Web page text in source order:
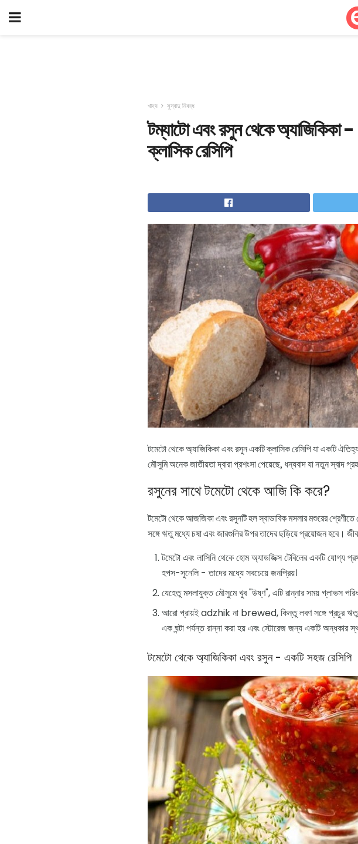
খাদ্য সুস্বাদু নিবন্ধ
টম্যাটো এবং রসুন থেকে অ্যাজিকিকা
ক্লাসিক রেসিপি
টমেটো থেকে অ্যাজিকিকা এবং রসুন একটি ক্লাসিক রেসিপি যা একটি
মৌসুমি অনেক জাতীয়তা দ্বারা প্রশংসা পেয়েছে, ধন্যবাদ যা নতুন স্বাদ
রসুনের সাথে টমেটো থেকে আজি কি করে?
টমেটো থেকে আজজিকা এবং রসুনটি হল স্বাভাবিক মসলার মশুরের
সঙ্গে ঋতু মধ্যে চষা এবং জারগুলির উপর তাদের ছড়িয়ে প্রয়োজন হবে।
টমেটো এবং লাসিনি থেকে হোম অ্যাডজিক্স টেবিলের একটি যোগ্য
হপস-সুনেলি - তাদের মধ্যে সবচেয়ে জনপ্রিয়।
যেহেতু মসলাযুক্ত মৌসুমে খুব "উষ্ণ", এটি রান্নার সময় গ্লাভস
আরো প্রায়ই adzhik না brewed, কিন্তু লবণ সঙ্গে প্রচুর ঋতু,
এক ঘন্টা পর্যন্ত রান্না করা হয় এবং স্টোরেজ জন্য একটি অন্ধকার
টমেটো থেকে অ্যাজিকিকা এবং রসুন - একটি সহজ রেসিপি